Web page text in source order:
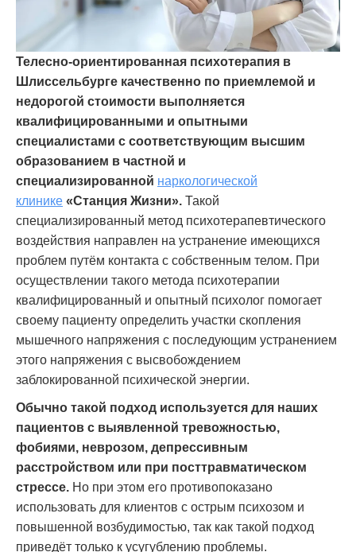
Телесно-ориентированная психотерапия в
Шлиссельбурге качественно по приемлемой и
недорогой стоимости выполняется
квалифицированными и опытными
специалистами с соответствующим высшим
образованием в частной и
специализированной наркологической
клинике «Станция Жизни». Такой
специализированный метод психотерапевтического
воздействия направлен на устранение имеющихся
проблем путём контакта с собственным телом. При
осуществлении такого метода психотерапии
квалифицированный и опытный психолог помогает
своему пациенту определить участки скопления
мышечного напряжения с последующим устранением
этого напряжения с высвобождением
заблокированной психической энергии.
Обычно такой подход используется для наших
пациентов с выявленной тревожностью,
фобиями, неврозом, депрессивным
расстройством или при посттравматическом
стрессе. Но при этом его противопоказано
использовать для клиентов с острым психозом и
повышенной возбудимостью, так как такой подход
приведёт только к усугублению проблемы.